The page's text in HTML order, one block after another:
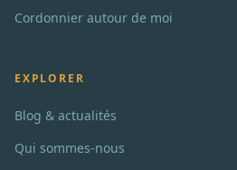
Cordonnier autour de moi
EXPLORER
Blog & actualités
Qui sommes-nous